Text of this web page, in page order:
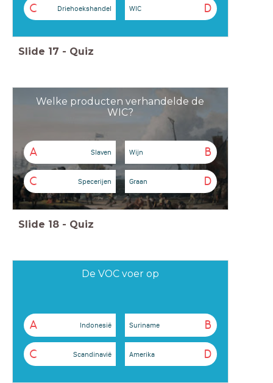
C Driehoekshandel D
WIC
Slide 17 - Quiz
Welke producten verhandelde de
WIC?
A Slaven B
Wijn
C Specerijen D
Graan
Slide 18 - Quiz
De VOC voer op
A Indonesië B
Suriname
C Scandinavië D
Amerika